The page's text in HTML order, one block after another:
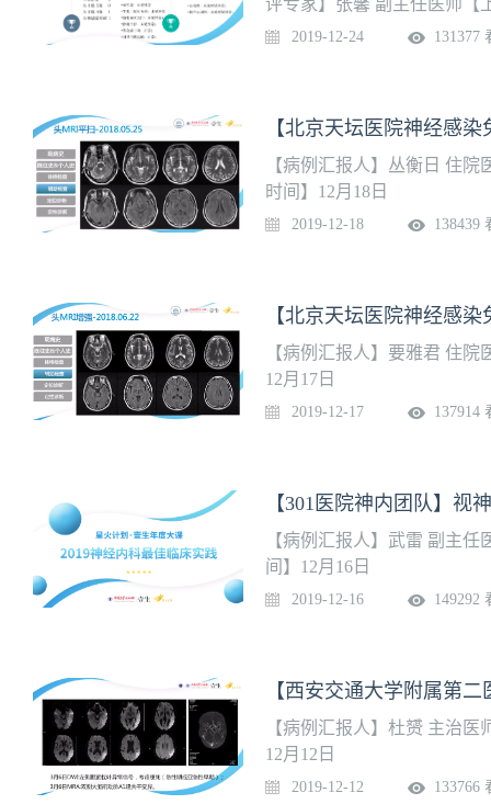
评专家】张馨 副主任医师【
2019-12-24 131377
【病例汇报人】丛衡日 住
时间】12月18日
2019-12-18 138439
【北京天坛医院神经感
【病例汇报人】要雅君 住
12月17日
2019-12-17 137914
【301医院神内团队】视
【病例汇报人】武雷 副主
间】12月16日
2019-12-16 149292
【西安交通大学附属第
【病例汇报人】杜赟 主治
12月12日
2019-12-12 133766